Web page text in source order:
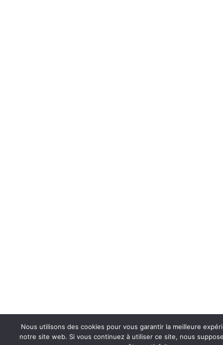
Nous utilisons des cookies pour vous garantir la meilleure
notre site web. Si vous continuez à utiliser ce site, nous